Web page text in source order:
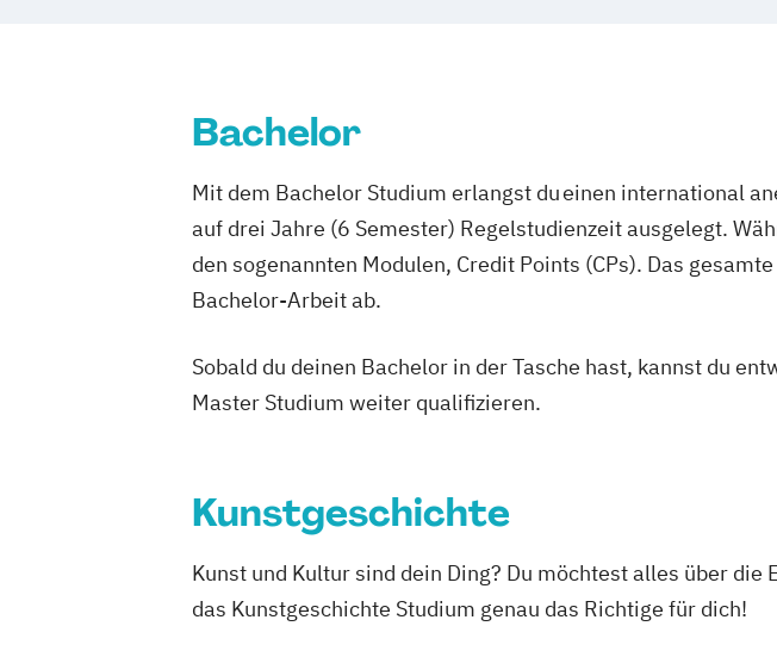
Bachelor
Mit dem Bachelor Studium erlangst du einen international
auf drei Jahre (6 Semester) Regelstudienzeit ausgelegt.
den sogenannten Modulen, Credit Points (CPs). Das
Bachelor-Arbeit ab.
Sobald du deinen Bachelor in der Tasche hast, kannst du
Master Studium weiter qualifizieren.
Kunstgeschichte
Kunst und Kultur sind dein Ding? Du möchtest alles über
das Kunstgeschichte Studium genau das Richtige für dich!